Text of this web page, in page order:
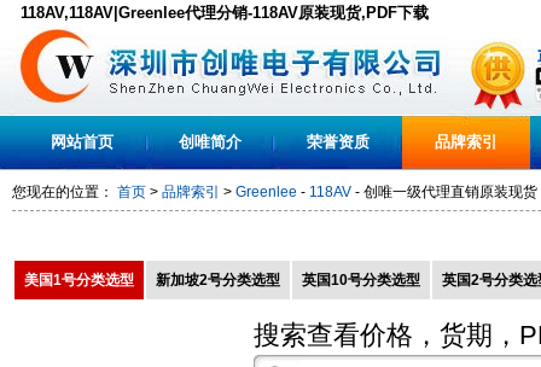
118AV,118AV|Greenlee代理分销-118AV原装现货,PDF下载
网站首页 创唯简介 荣誉资质 品牌索引
您现在的位置： 首页 > 品牌索引 > Greenlee - 118AV - 创唯一级代理直销原装现货
美国1号分类选型 新加坡2号分类选型 英国10号分类选型 英国2号分类选
搜索查看价格，货期，